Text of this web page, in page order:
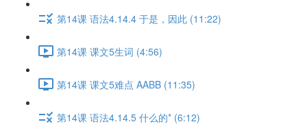
第14课 语法4.14.4 于是，因此 (11:22)
第14课 课文5生词 (4:56)
第14课 课文5难点 AABB (11:35)
第14课 语法4.14.5 什么的* (6:12)